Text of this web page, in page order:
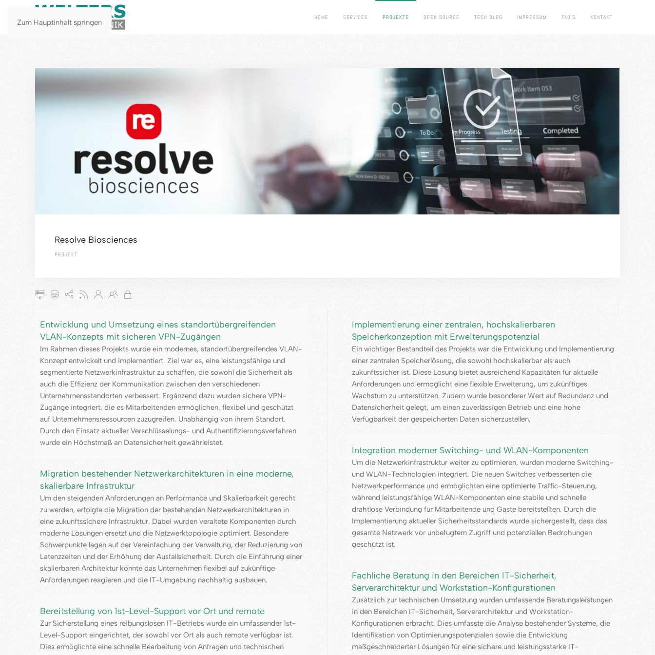
Zum Hauptinhalt springen
HOME SERVICES PROJEKTE OPEN SOURCE TECH BLOG IMPRESSUM FAQ'S KONTAKT
Resolve Biosciences
PROJEKT
Entwicklung und Umsetzung eines standortübergreifenden
VLAN-Konzepts mit sicheren VPN-Zugängen
Im Rahmen dieses Projekts wurde ein modernes, standortübergreifendes VLAN-
Konzept entwickelt und implementiert. Ziel war es, eine leistungsfähige und
segmentierte Netzwerkinfrastruktur zu schaffen, die sowohl die Sicherheit als
auch die Effizienz der Kommunikation zwischen den verschiedenen
Unternehmensstandorten verbessert. Ergänzend dazu wurden sichere VPN-
Zugänge integriert, die es Mitarbeitenden ermöglichen, flexibel und geschützt
auf Unternehmensressourcen zuzugreifen. Unabhängig von ihrem Standort.
Durch den Einsatz aktueller Verschlüsselungs- und Authentifizierungsverfahren
wurde ein Höchstmaß an Datensicherheit gewährleistet.
Migration bestehender Netzwerkarchitekturen in eine moderne,
skalierbare Infrastruktur
Um den steigenden Anforderungen an Performance und Skalierbarkeit gerecht
zu werden, erfolgte die Migration der bestehenden Netzwerkarchitekturen in
eine zukunftssichere Infrastruktur. Dabei wurden veraltete Komponenten durch
moderne Lösungen ersetzt und die Netzwerktopologie optimiert. Besondere
Schwerpunkte lagen auf der Vereinfachung der Verwaltung, der Reduzierung von
Latenzzeiten und der Erhöhung der Ausfallsicherheit. Durch die Einführung einer
skalierbaren Architektur konnte das Unternehmen flexibel auf zukünftige
Anforderungen reagieren und die IT-Umgebung nachhaltig ausbauen.
Bereitstellung von 1st-Level-Support vor Ort und remote
Zur Sicherstellung eines reibungslosen IT-Betriebs wurde ein umfassender 1st-
Level-Support eingerichtet, der sowohl vor Ort als auch remote verfügbar ist.
Dies ermöglichte eine schnelle Bearbeitung von Anfragen und technischen
Implementierung einer zentralen, hochskalierbaren
Speicherkonzeption mit Erweiterungspotenzial
Ein wichtiger Bestandteil des Projekts war die Entwicklung und Implementierung
einer zentralen Speicherlösung, die sowohl hochskalierbar als auch
zukunftssicher ist. Diese Lösung bietet ausreichend Kapazitäten für aktuelle
Anforderungen und ermöglicht eine flexible Erweiterung, um zukünftiges
Wachstum zu unterstützen. Zudem wurde besonderer Wert auf Redundanz und
Datensicherheit gelegt, um einen zuverlässigen Betrieb und eine hohe
Verfügbarkeit der gespeicherten Daten sicherzustellen.
Integration moderner Switching- und WLAN-Komponenten
Um die Netzwerkinfrastruktur weiter zu optimieren, wurden moderne Switching-
und WLAN-Technologien integriert. Die neuen Switches verbesserten die
Netzwerkperformance und ermöglichten eine optimierte Traffic-Steuerung,
während leistungsfähige WLAN-Komponenten eine stabile und schnelle
drahtlose Verbindung für Mitarbeitende und Gäste bereitstellten. Durch die
Implementierung aktueller Sicherheitsstandards wurde sichergestellt, dass das
gesamte Netzwerk vor unbefugtem Zugriff und potenziellen Bedrohungen
geschützt ist.
Fachliche Beratung in den Bereichen IT-Sicherheit,
Serverarchitektur und Workstation-Konfigurationen
Zusätzlich zur technischen Umsetzung wurden umfassende Beratungsleistungen
in den Bereichen IT-Sicherheit, Serverarchitektur und Workstation-
Konfigurationen erbracht. Dies umfasste die Analyse bestehender Systeme, die
Identifikation von Optimierungspotenzialen sowie die Entwicklung
maßgeschneiderter Lösungen für eine sichere und leistungsstarke IT-